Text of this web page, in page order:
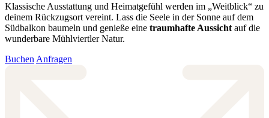
Klassische Ausstattung und Heimatgefühl werden im „Weitblick“ zu
deinem Rückzugsort vereint. Lass die Seele in der Sonne auf dem
Südbalkon baumeln und genieße eine traumhafte Aussicht auf die
wunderbare Mühlviertler Natur.
Buchen Anfragen